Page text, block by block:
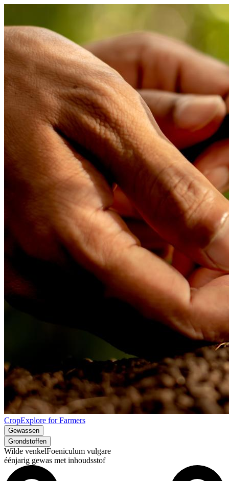
CropExplore for Farmers
Gewassen
Grondstoffen
Wilde venkelFoeniculum vulgare
éénjarig gewas met inhoudsstof